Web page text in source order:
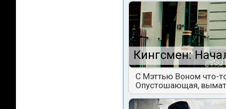
Кингсмен:
С Мэттью Воном что-
Опустошающая,